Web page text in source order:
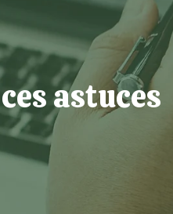
astuces